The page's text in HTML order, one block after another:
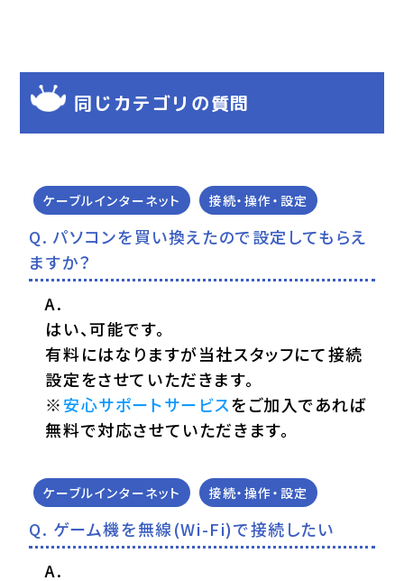
同じカテゴリの質問
ケーブルインターネット 接続・操作・設定
パソコンを買い換えたので設定してもらえ
ますか？
はい、可能です。
有料にはなりますが当社スタッフにて接続
設定をさせていただきます。
※安心サポートサービスをご加入であれば
無料で対応させていただきます。
ケーブルインターネット 接続・操作・設定
ゲーム機を無線(Wi-Fi)で接続したい